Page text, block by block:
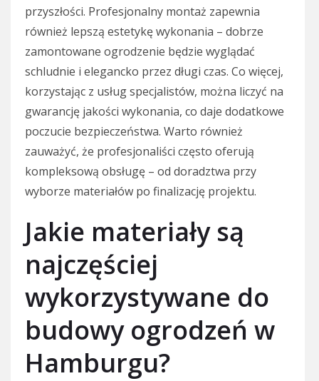
przyszłości. Profesjonalny montaż zapewnia
również lepszą estetykę wykonania – dobrze
zamontowane ogrodzenie będzie wyglądać
schludnie i elegancko przez długi czas. Co więcej,
korzystając z usług specjalistów, można liczyć na
gwarancję jakości wykonania, co daje dodatkowe
poczucie bezpieczeństwa. Warto również
zauważyć, że profesjonaliści często oferują
kompleksową obsługę – od doradztwa przy
wyborze materiałów po finalizację projektu.
Jakie materiały są
najczęściej
wykorzystywane do
budowy ogrodzeń w
Hamburgu?